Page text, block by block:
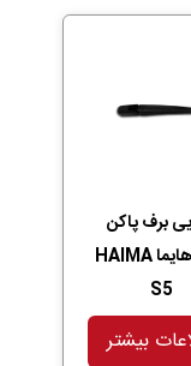
برف پاکن
عقب هایما HAIMA
S5
بیشتر